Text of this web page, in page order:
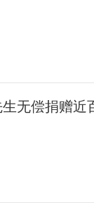
无偿捐赠近